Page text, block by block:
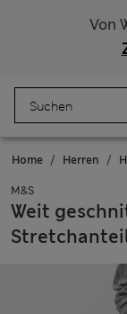
Von
Home Herren
M&S
Weit